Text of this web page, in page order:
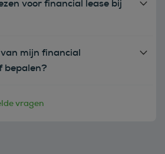
voor financial lease bij
mijn financial
bepalen?
vragen